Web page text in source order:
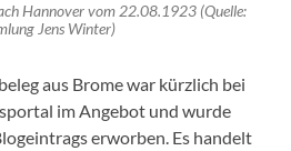
Hannover vom 22.08.1923 (Quelle:
Jens Winter)
aus Brome war kürzlich bei
im Angebot und wurde
erworben. Es handelt